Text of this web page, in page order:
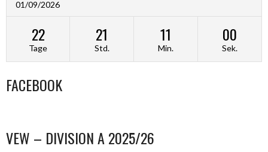
01/09/2026
22
Tage
21
Std.
11
Min.
00
Sek.
FACEBOOK
VEW – DIVISION A 2025/26